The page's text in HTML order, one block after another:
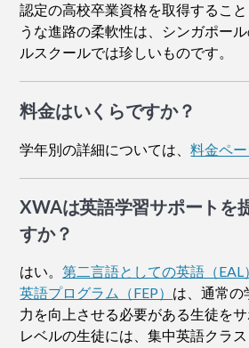
認定の高校卒業資格を取得するこ
うな進路の柔軟性は、シンガポー
ルスクールでは珍しいものです。
料金はいくらですか？
学年別の詳細については、料金ペ
XWAは英語学習サポートを
すか？
はい。第二言語としての英語（EAL
英語プログラム（FEP） は、通常の
力を向上させる必要がある生徒を
レベルの生徒には、集中英語クラ